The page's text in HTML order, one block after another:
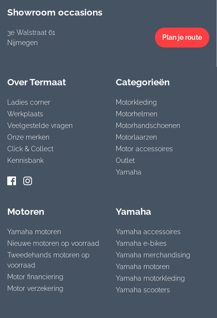
Showroom occasions
3e Walstraat 61
Nijmegen
Plan je route
Over Termaat
Ladies corner
Werkplaats
Veelgestelde vragen
Onze merken
Click & Collect
Kennisbank
Categorieën
Motorkleding
Motorhelmen
Motorhandschoenen
Motorlaarzen
Motor accessoires
Outlet
Yamaha
Motoren
Yamaha motoren
Nieuwe motoren op voorraad
Tweedehands motoren op
voorraad
Motor financiering
Motor verzekering
Yamaha
Yamaha accessoires
Yamaha e-bikes
Yamaha merchandising
Yamaha motoren
Yamaha motorkleding
Yamaha scooters